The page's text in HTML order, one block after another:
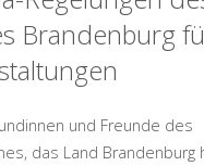
Brandenburg
und Freunde des
das Land Brandenburg